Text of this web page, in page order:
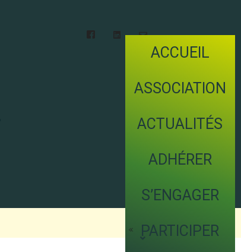
ACCUEIL
ASSOCIATION
ACTUALITÉS
ADHÉRER
S’ENGAGER
PARTICIPER